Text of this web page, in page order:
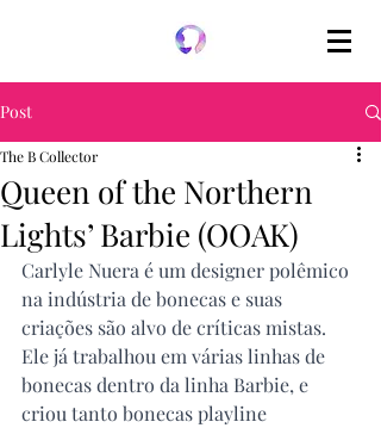
Post
Queen of the Northern
Lights’ Barbie (OOAK)
The B Collector
Carlyle Nuera é um designer polêmico
na indústria de bonecas e suas
criações são alvo de críticas mistas.
Ele já trabalhou em várias linhas de
bonecas dentro da linha Barbie, e
criou tanto bonecas playline